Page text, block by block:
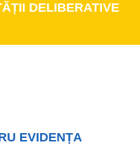
DELIBERATIVE
EVIDENȚA